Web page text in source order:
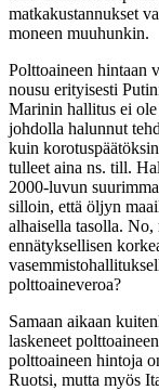
matkakustannukset
moneen muuhunkin.
Polttoaineen hintaan
nousu erityisesti
Marinin hallitus ei
johdolla halunnut
kuin
tulleet aina ns. till.
2000-luvun
silloin, että öljyn
alhaisella tasolla.
ennätyksellisen
polttoaineveroa?
Samaan aikaan
laskeneet
polttoaineen hintoja
Ruotsi, mutta myös